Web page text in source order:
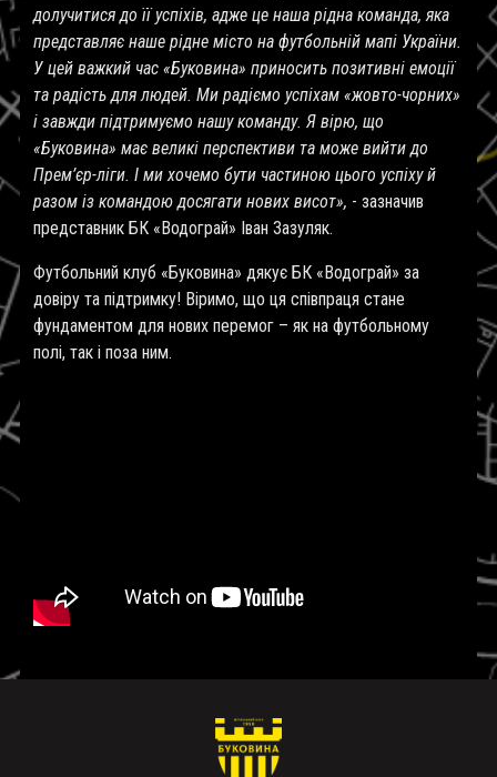
долучитися до її успіхів, адже це наша рідна команда, яка
представляє наше рідне місто на футбольній мапі України.
У цей важкий час «Буковина» приносить позитивні емоції
та радість для людей. Ми радіємо успіхам «жовто-чорних»
і завжди підтримуємо нашу команду. Я вірю, що
«Буковина» має великі перспективи та може вийти до
Прем’єр-ліги. І ми хочемо бути частиною цього успіху й
разом із командою досягати нових висот», - зазначив
представник БК «Водограй» Іван Зазуляк.
Футбольний клуб «Буковина» дякує БК «Водограй» за
довіру та підтримку! Віримо, що ця співпраця стане
фундаментом для нових перемог – як на футбольному
полі, так і поза ним.